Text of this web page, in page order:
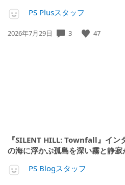
PS Plusスタッフ
公
2026年7月29日 3 47
『SILENT HILL: Townfall』イン
の海に浮かぶ孤島を深い霧と静
PS Blogスタッフ